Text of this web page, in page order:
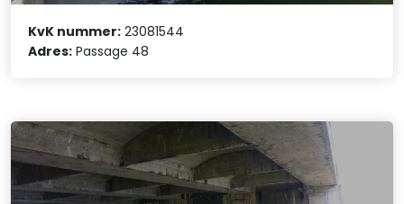
KvK nummer: 23081544
Adres: Passage 48